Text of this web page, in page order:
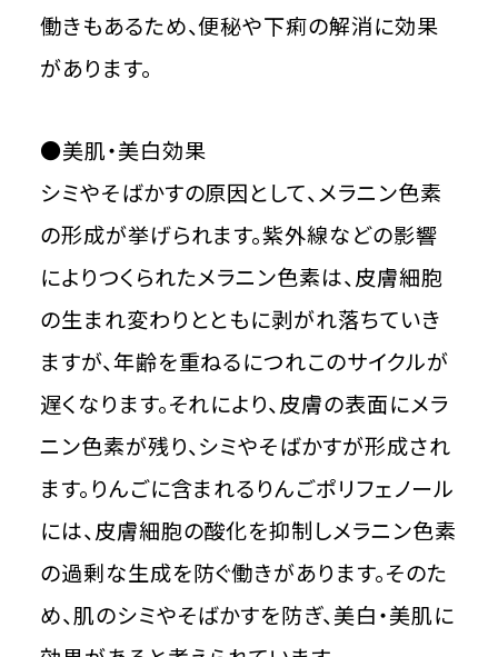
働きもあるため、便秘や下痢の解消に効果
があります。
●美肌・美白効果
シミやそばかすの原因として、メラニン色素
の形成が挙げられます。紫外線などの影響
によりつくられたメラニン色素は、皮膚細胞
の生まれ変わりとともに剥がれ落ちていき
ますが、年齢を重ねるにつれこのサイクルが
遅くなります。それにより、皮膚の表面にメラ
ニン色素が残り、シミやそばかすが形成され
ます。りんごに含まれるりんごポリフェノール
には、皮膚細胞の酸化を抑制しメラニン色素
の過剰な生成を防ぐ働きがあります。そのた
め、肌のシミやそばかすを防ぎ、美白・美肌に